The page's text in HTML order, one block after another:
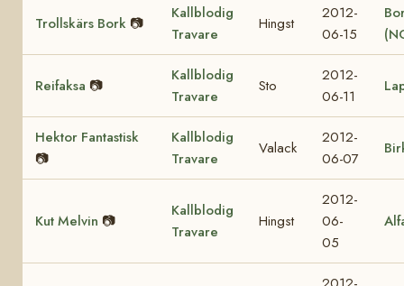
Trollskärs Bork 📷
Kallblodig
Travare
Hingst
2012-
06-15
Reifaksa 📷
Kallblodig
Travare
Sto
2012-
06-11
Hektor Fantastisk
📷
Kallblodig
Travare
Valack
2012-
06-07
Kut Melvin 📷
Kallblodig
Travare
Hingst
2012-
06-
05